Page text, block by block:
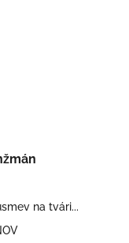
na tvári...